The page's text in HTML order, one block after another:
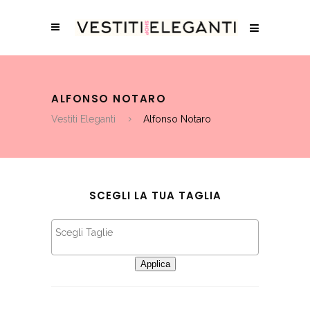
ALFONSO NOTARO
Vestiti Eleganti Alfonso Notaro
SCEGLI LA TUA TAGLIA
Applica